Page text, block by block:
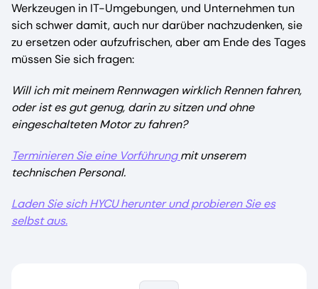
Werkzeugen in IT-Umgebungen, und Unternehmen tun
sich schwer damit, auch nur darüber nachzudenken, sie
zu ersetzen oder aufzufrischen, aber am Ende des Tages
müssen Sie sich fragen:
Will ich mit meinem Rennwagen wirklich Rennen fahren,
oder ist es gut genug, darin zu sitzen und ohne
eingeschalteten Motor zu fahren?
Terminieren Sie eine Vorführungmit unserem
technischen Personal.
Laden Sie sich HYCU herunter und probieren Sie es
selbst aus.